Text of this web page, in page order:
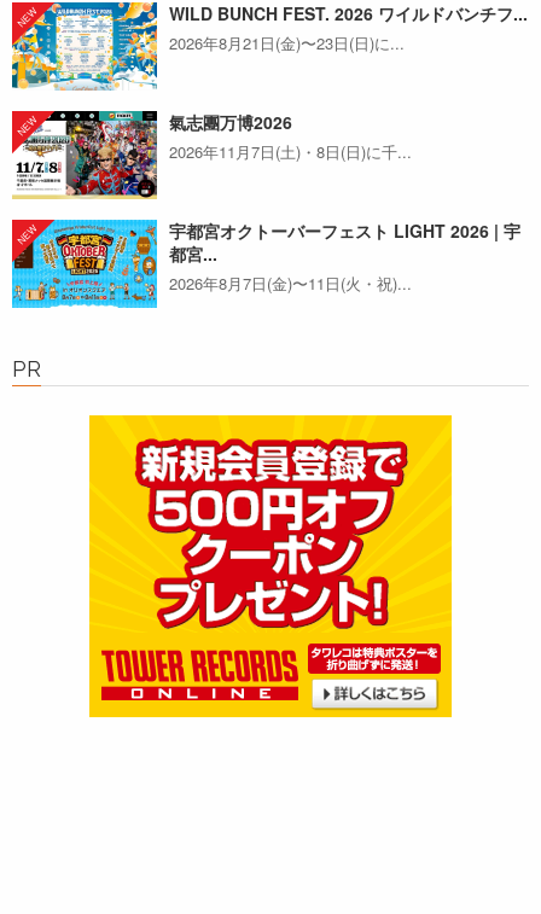
WILD BUNCH FEST. 2026 ワイルドバンチフ...
2026年8月21日(金)〜23日(日)に...
氣志團万博2026
2026年11月7日(土)・8日(日)に千...
宇都宮オクトーバーフェスト LIGHT 2026 | 宇
都宮...
2026年8月7日(金)〜11日(火・祝)...
PR